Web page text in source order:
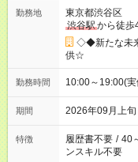
勤務地
東京都渋谷区
渋谷駅から徒歩
◇◆新たな未
供☆
勤務時間 10:00～19:00(
期間 2026年09月上
特徴 履歴書不要 / 40
ンスキル不要